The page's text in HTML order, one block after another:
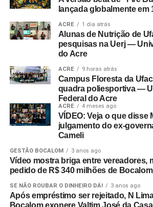
lançada globalmente em
ACRE 1 dia atrás
Alunas de Nutrição de
pesquisas na Uerj —
do Acre
ACRE 9 horas atrás
Campus Floresta da
quadra poliesportiva —
Federal do Acre
ACRE 4 meses ago
VÍDEO: Veja o que disse
julgamento do ex-
Cameli
GESTÃO BOCALOM 3 anos ago
Vídeo mostra briga entre vereadores,
pedido de R$ 340 milhões de Bocalom
SE NÃO ROUBAR O DINHEIRO DÁ! 3 anos ago
Após empréstimo ser rejeitado, N
Bocalom exonere Valtim José da Casa